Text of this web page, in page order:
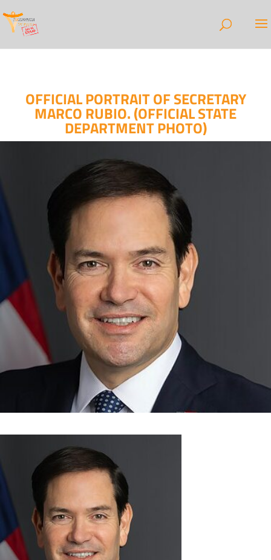
OFFICIAL PORTRAIT OF SECRETARY
MARCO RUBIO. (OFFICIAL STATE
DEPARTMENT PHOTO)